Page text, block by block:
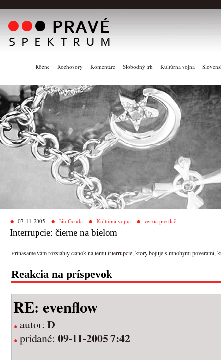
Rôzne Rozhovory Komentáre Slobodný trh Kultúrna vojna
07-11-2005 Ján Gonda Kultúrna vojna verzia pre tlač
Interrupcie: čierne na bielom
Prinášame vám rozsiahly článok na tému interrupcie, ktorý bojuje s mnohými poverami,
Reakcia na príspevok
RE: evenflow
autor: D
pridané: 09-11-2005 7:42